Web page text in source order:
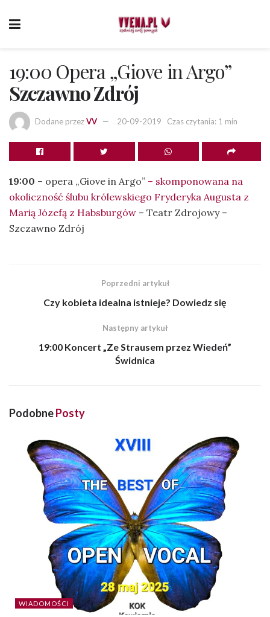
19:00 Opera „Giove in Argo”
Szczawno Zdrój
Dodane przezVV 20-09-2019 Czas czytania: 1 min
19:00 – opera „Giove in Argo” – skomponowana na
okoliczność ślubu królewskiego Fryderyka Augusta z
Marią Józefą z Habsburgów – Teatr Zdrojowy –
Szczawno Zdrój
Poprzedni artykuł
Czy kobieta idealna istnieje? Dowiedz się
Następny artykuł
19:00 Koncert „Ze Strausem przez Wiedeń”
Świdnica
PodobnePosty
WIADOMOŚCI